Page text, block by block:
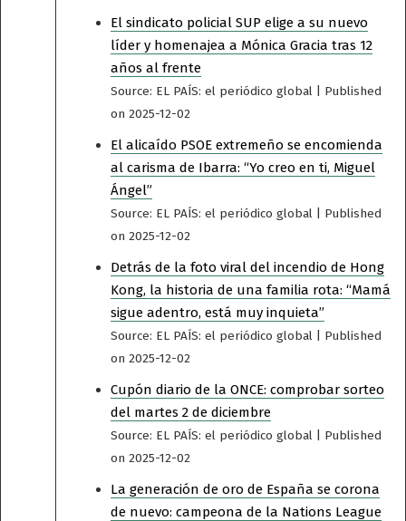
El sindicato policial SUP elige a su nuevo
líder y homenajea a Mónica Gracia tras 12
años al frente
Source: EL PAÍS: el periódico global
Published
on 2025-12-02
El alicaído PSOE extremeño se encomienda
al carisma de Ibarra: “Yo creo en ti, Miguel
Ángel”
Source: EL PAÍS: el periódico global
Published
on 2025-12-02
Detrás de la foto viral del incendio de Hong
Kong, la historia de una familia rota: “Mamá
sigue adentro, está muy inquieta”
Source: EL PAÍS: el periódico global
Published
on 2025-12-02
Cupón diario de la ONCE: comprobar sorteo
del martes 2 de diciembre
Source: EL PAÍS: el periódico global
Published
on 2025-12-02
La generación de oro de España se corona
de nuevo: campeona de la Nations League